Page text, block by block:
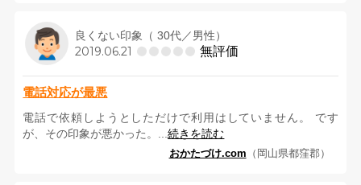
良くない印象（ 30代／男性）
2019.06.21 無評価
電話対応が最悪
電話で依頼しようとしただけで利用はしていません。 です
が、その印象が悪かった。...続きを読む
おかたづけ.com （岡山県都窪郡）